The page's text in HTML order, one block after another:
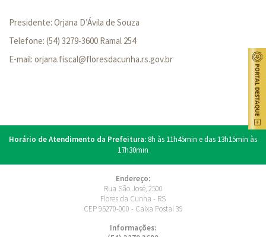
Presidente: Orjana D’Ávila de Souza
Telefone: (54) 3279-3600 Ramal 254
E-mail: orjana.fiscal@floresdacunha.rs.gov.br
Horário de Atendimento da Prefeitura:8h às 11h45min e das 13h15min às
17h30min
Endereço:
Rua São José, 2500
Flores da Cunha - RS
CEP 95270-000 - Caixa Postal 39
Informações: